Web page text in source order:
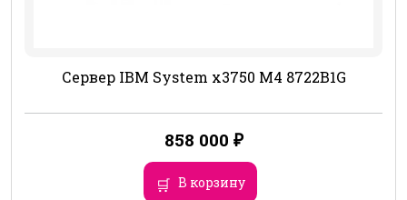
Сервер IBM System x3750 M4 8722B1G
858 000 ₽
В корзину